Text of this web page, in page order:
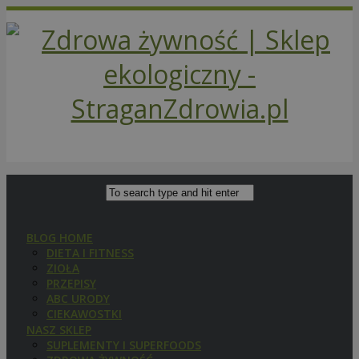
BLOG HOME
DIETA I FITNESS
ZIOŁA
PRZEPISY
ABC URODY
CIEKAWOSTKI
NASZ SKLEP
SUPLEMENTY I SUPERFOODS